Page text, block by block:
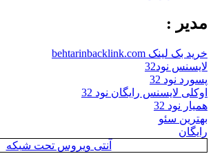
مدیر :
خرید بک لینک behtarinbacklink.com
لایسنس نود32
پسورد نود 32
اوکلی لایسنس رایگان نود 32
همیار نود 32
بهترین سئو
رایگان
آنتی ویروس تحت شبکه